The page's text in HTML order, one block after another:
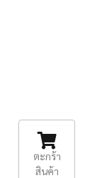
ตะกร้า
สินค้า